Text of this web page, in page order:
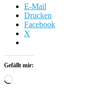
E-Mail
Drucken
Facebook
X
Gefällt mir:
Wird